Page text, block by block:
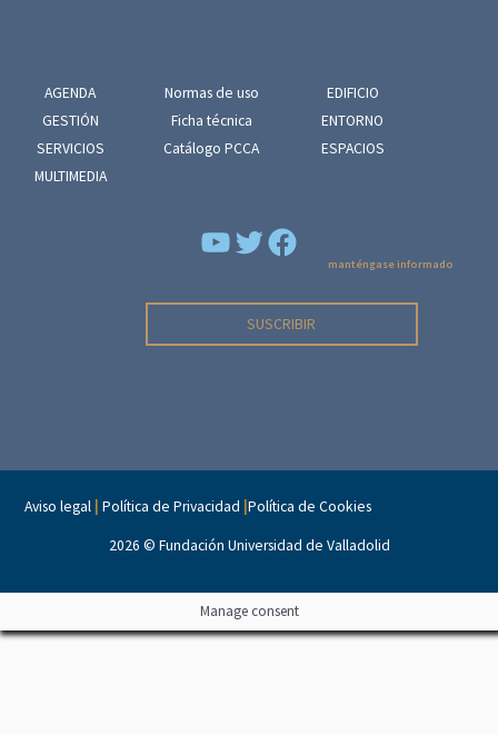
AGENDA
GESTIÓN
SERVICIOS
MULTIMEDIA
Normas de uso
Ficha técnica
Catálogo PCCA
EDIFICIO
ENTORNO
ESPACIOS
YouTubeFacebook
manténgase informado
SUSCRIBIR
Aviso legal Política de Privacidad |Política de Cookies
2026 © Fundación Universidad de Valladolid
Manage consent